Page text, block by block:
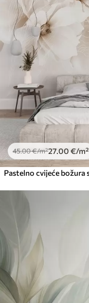
Premium
.6734.00
Premium vinil
.67 .00€/m²
Peel and Stick
81.6749 .00€ /m²
45.00€/m²27 .00 €/m²